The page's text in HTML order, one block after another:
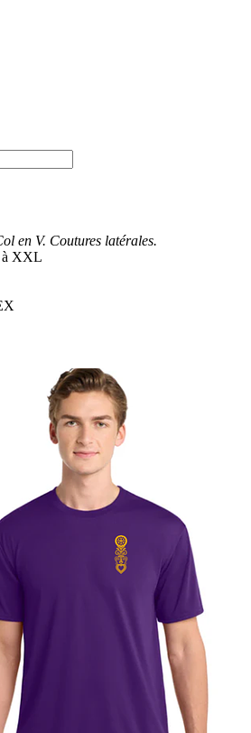
en V. Coutures latérales.
à XXL